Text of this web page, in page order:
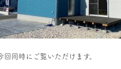
回同時にご覧いただけます。